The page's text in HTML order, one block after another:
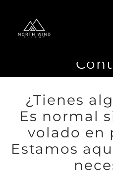
¿Tienes
Es normal
volado en
Estamos